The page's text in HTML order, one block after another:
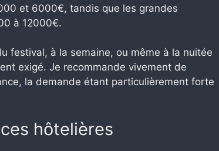
et 6000€, tandis que les grandes
à 12000€.
festival, à la semaine, ou même à la nuitée
exigé. Je recommande vivement de
la demande étant particulièrement forte
hôtelières